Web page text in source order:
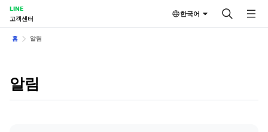
LINE
고객센터
한국어
홈 알림
알림